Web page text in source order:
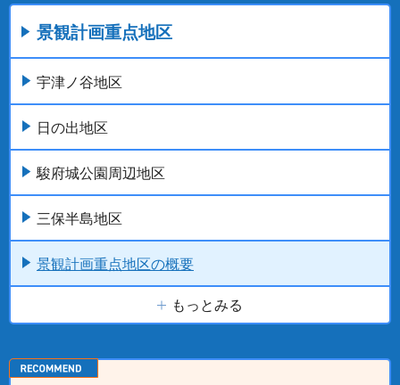
景観計画重点地区
宇津ノ谷地区
日の出地区
駿府城公園周辺地区
三保半島地区
景観計画重点地区の概要
もっとみる